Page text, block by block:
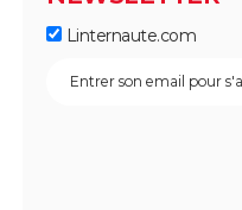
Linternaute.com